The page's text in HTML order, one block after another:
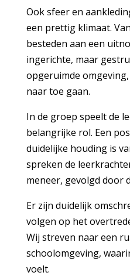
Ook sfeer en
een prettig klimaat.
besteden aan een
ingerichte, maar
opgeruimde
naar toe gaan.
In de groep speelt de
belangrijke rol. Een
duidelijke houding is
spreken de
meneer, gevolgd door
Er zijn duidelijk
volgen op het
Wij streven naar een
schoolomgeving,
voelt.